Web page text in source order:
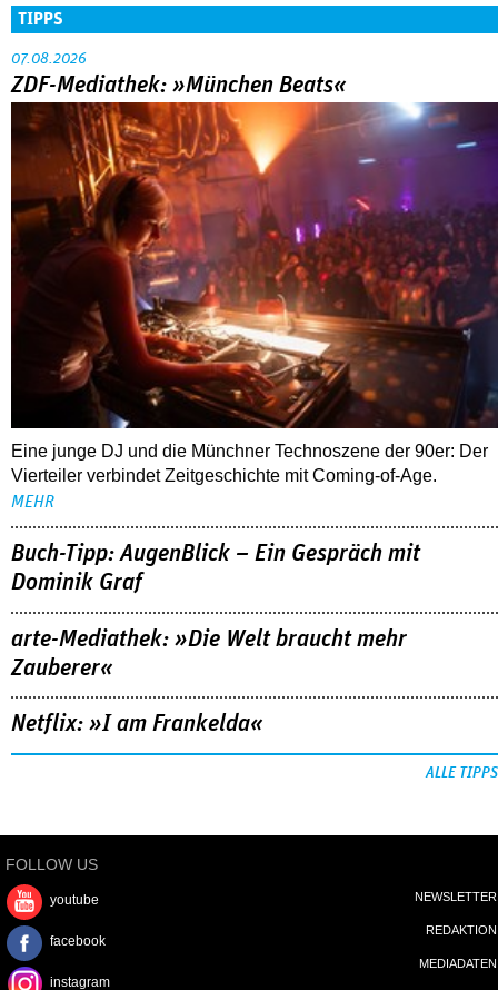
TIPPS
07.08.2026
ZDF-Mediathek: »München Beats«
Eine junge DJ und die Münchner Technoszene der 90er: Der
Vierteiler verbindet Zeitgeschichte mit Coming-of-Age.
MEHR
Buch-Tipp: AugenBlick – Ein Gespräch mit
Dominik Graf
arte-Mediathek: »Die Welt braucht mehr
Zauberer«
Netflix: »I am Frankelda«
ALLE TIPPS
FOLLOW US
youtube
facebook
instagram
NEWSLETTER
REDAKTION
MEDIADATEN